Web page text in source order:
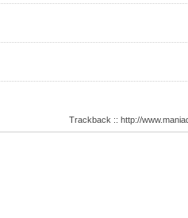
Trackback :: http://